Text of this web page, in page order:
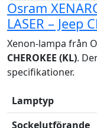
Osram
LASER – Jeep
Xenon-lampa från
CHEROKEE (KL).
specifikationer.
Lamptyp
Sockelutförande